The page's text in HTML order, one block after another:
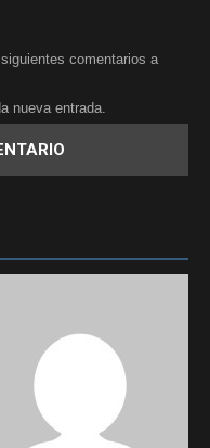
comentarios a
nueva entrada.